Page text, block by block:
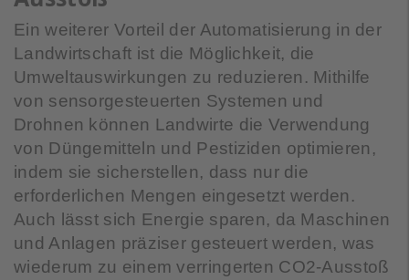
Ein weiterer Vorteil der Automatisierung in der
Landwirtschaft ist die Möglichkeit, die
Umweltauswirkungen zu reduzieren. Mithilfe
von sensorgesteuerten Systemen und
Drohnen können Landwirte die Verwendung
von Düngemitteln und Pestiziden optimieren,
indem sie sicherstellen, dass nur die
erforderlichen Mengen eingesetzt werden.
Auch lässt sich Energie sparen, da Maschinen
und Anlagen präziser gesteuert werden, was
wiederum zu einem verringerten CO2-Ausstoß